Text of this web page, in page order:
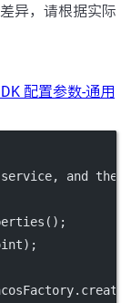
异，请根据实际
配置参数-通用
and the
();